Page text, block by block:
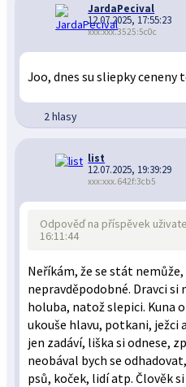
JardaPecival
12.07.2025, 17:55:23
xxx:xxx.3525:5c0c
Joo, dnes su sliepky ceneny
2 hlasy
list
12.07.2025, 19:39:29
xxx:xxx.642f:3cb5
Odpověď na příspěvek
16:11:44
Neříkám, že se stát
nepravděpodobné. Dravci si
holuba, natož slepici. Kuna
ukouše hlavu, potkani, ježci
jen zadáví, liška si odnese,
neobával bych se
psů, koček, lidí atp. Člověk